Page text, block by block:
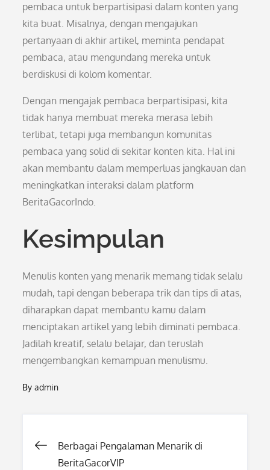
pembaca untuk berpartisipasi dalam konten yang
kita buat. Misalnya, dengan mengajukan
pertanyaan di akhir artikel, meminta pendapat
pembaca, atau mengundang mereka untuk
berdiskusi di kolom komentar.
Dengan mengajak pembaca berpartisipasi, kita
tidak hanya membuat mereka merasa lebih
terlibat, tetapi juga membangun komunitas
pembaca yang solid di sekitar konten kita. Hal ini
akan membantu dalam memperluas jangkauan dan
meningkatkan interaksi dalam platform
BeritaGacorIndo.
Kesimpulan
Menulis konten yang menarik memang tidak selalu
mudah, tapi dengan beberapa trik dan tips di atas,
diharapkan dapat membantu kamu dalam
menciptakan artikel yang lebih diminati pembaca.
Jadilah kreatif, selalu belajar, dan teruslah
mengembangkan kemampuan menulismu.
Byadmin
Post
Berbagai Pengalaman Menarik di
BeritaGacorVIP